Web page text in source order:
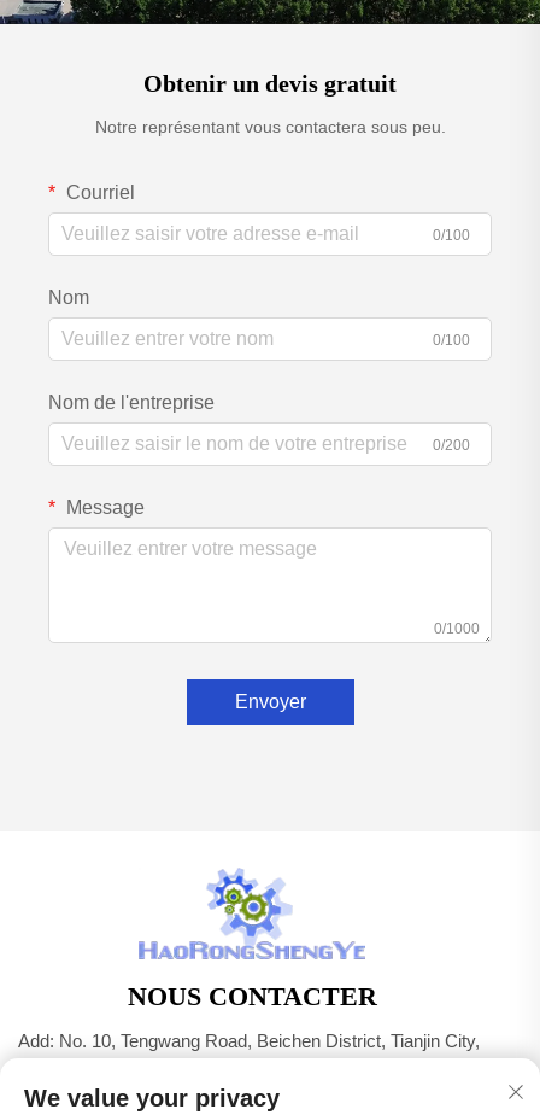
Obtenir un devis gratuit
Notre représentant vous contactera sous peu.
Courriel
0/100
Nom
0/100
Nom de l'entreprise
0/200
Message
0/1000
Envoyer
NOUS CONTACTER
Add: No. 10, Tengwang Road, Beichen District, Tianjin City,
Tél. :+86-22 83703208
We value your privacy